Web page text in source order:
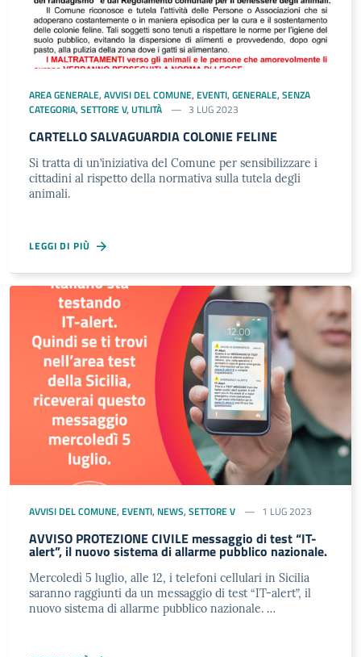
AREA GENERALE, AVVISI DEL COMUNE, EVENTI, GENERALE, SENZA
CATEGORIA, SETTORE V, UTILITÀ 3 LUG 2023
CARTELLO SALVAGUARDIA COLONIE FELINE
Si tratta di un’iniziativa del Comune per sensibilizzare i
cittadini al rispetto della normativa sulla tutela degli
animali.
LEGGI DI PIÙ
AVVISI DEL COMUNE, EVENTI, NEWS, SETTORE V 1 LUG 2023
AVVISO PROTEZIONE CIVILE messaggio di test “IT-
alert”, il nuovo sistema di allarme pubblico nazionale.
Mercoledì 5 luglio, alle 12, i telefoni cellulari in Sicilia
saranno raggiunti da un messaggio di test “IT-alert”, il
nuovo sistema di allarme pubblico nazionale. …